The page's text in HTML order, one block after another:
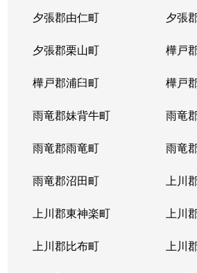
夕張郡由仁町 夕張
夕張郡栗山町 樺戸
樺戸郡浦臼町 樺戸
雨竜郡妹背牛町 雨竜
雨竜郡雨竜町 雨竜
雨竜郡沼田町 上川
上川郡東神楽町 上川
上川郡比布町 上川